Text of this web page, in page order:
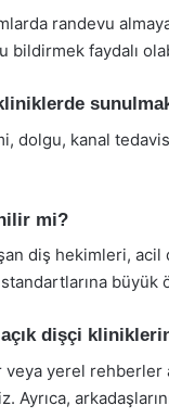
randevu
bildirmek faydalı
dolgu, kanal
mi?
diş hekimleri,
büyük
açık dişçi
yerel rehberler